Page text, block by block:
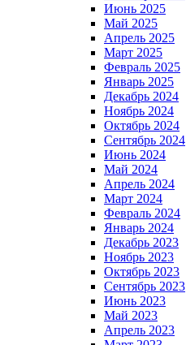
Июнь 2025
Май 2025
Апрель 2025
Март 2025
Февраль 2025
Январь 2025
Декабрь 2024
Ноябрь 2024
Октябрь 2024
Сентябрь 2024
Июнь 2024
Май 2024
Апрель 2024
Март 2024
Февраль 2024
Январь 2024
Декабрь 2023
Ноябрь 2023
Октябрь 2023
Сентябрь 2023
Июнь 2023
Май 2023
Апрель 2023